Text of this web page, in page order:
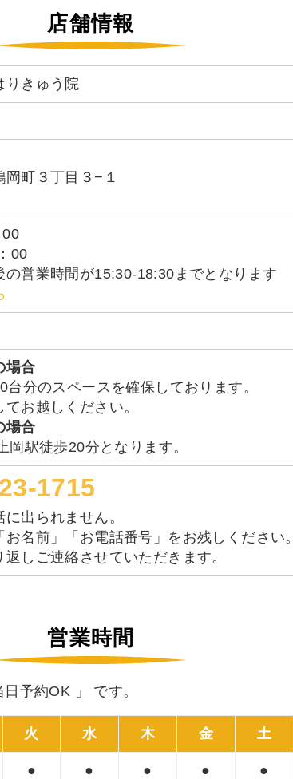
店舗情報
りきゅう院
岡町３丁目３−１
00
の営業時間が15:30-18:30までとなります
場合
台分のスペースを確保しております。
お越しください。
場合
岡駅徒歩20分となります。
1715
出られません。
名前」「お電話番号」をお残しください。
しご連絡させていただきます。
営業時間
予約OK 」 です。
火 水 木 金 土
● ● ● ● ●